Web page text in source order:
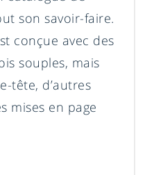
son savoir-faire.
conçue avec des
souples, mais
tête, d’autres
mises en page